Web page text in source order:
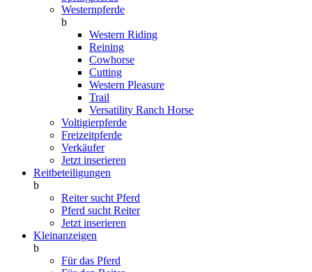
Westernpferde
b
Western Riding
Reining
Cowhorse
Cutting
Western Pleasure
Trail
Versatility Ranch Horse
Voltigierpferde
Freizeitpferde
Verkäufer
Jetzt inserieren
Reitbeteiligungen
b
Reiter sucht Pferd
Pferd sucht Reiter
Jetzt inserieren
Kleinanzeigen
b
Für das Pferd